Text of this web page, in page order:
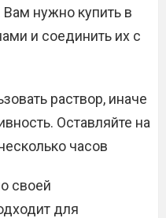
Вам нужно купить в
и соединить их с
раствор, иначе
Оставляйте на
часов
своей
для